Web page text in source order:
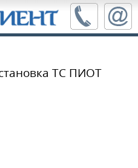
ТС ПИОТ